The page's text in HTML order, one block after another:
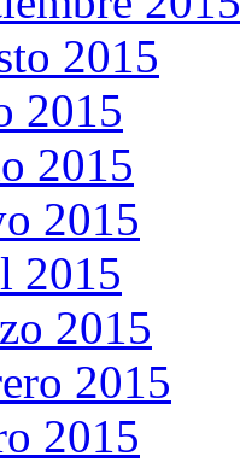
2015
2015
2015
2015
2015
2015
2015
2015